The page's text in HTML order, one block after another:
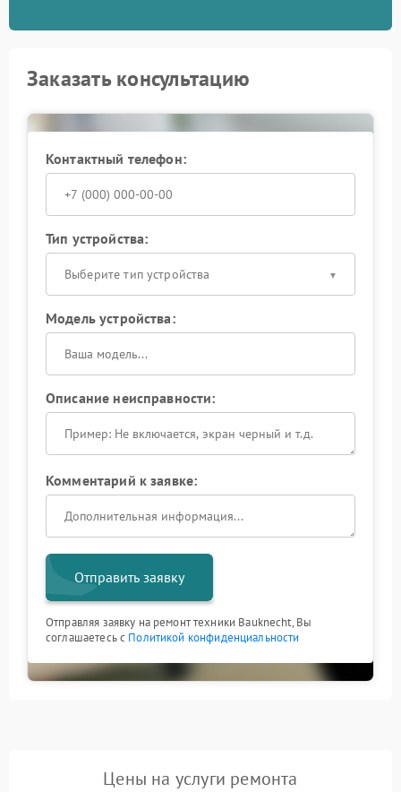
Заказать консультацию
Контактный телефон:
Тип устройства:
Выберите тип устройства
Модель устройства:
Описание неисправности:
Комментарий к заявке:
Отправить заявку
Отправляя заявку на ремонт техники Bauknecht, Вы
соглашаетесь с Политикой конфиденциальности
Цены на услуги ремонта